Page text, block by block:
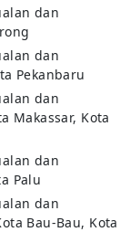
dan
dan
Pekanbaru
dan
Makassar, Kota
dan
Palu
dan
Bau-Bau, Kota